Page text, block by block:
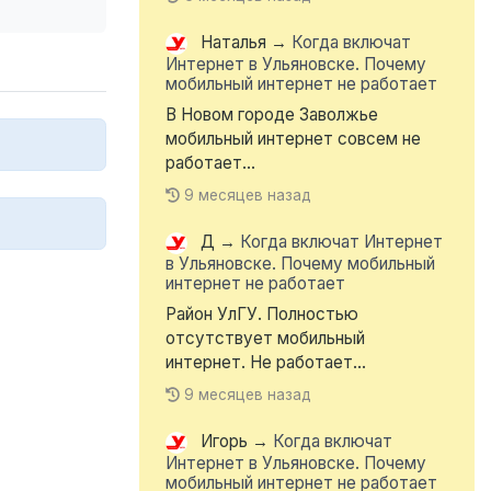
Наталья → Когда включат
Интернет в Ульяновске. Почему
мобильный интернет не работает
В Новом городе Заволжье
мобильный интернет совсем не
работает...
9 месяцев назад
Д → Когда включат Интернет
в Ульяновске. Почему мобильный
интернет не работает
Район УлГУ. Полностью
отсутствует мобильный
интернет. Не работает...
9 месяцев назад
Игорь → Когда включат
Интернет в Ульяновске. Почему
мобильный интернет не работает